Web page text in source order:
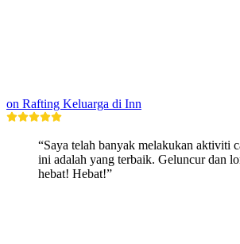
on Rafting Keluarga di Inn
“Saya telah banyak melakukan aktiviti
ini adalah yang terbaik. Geluncur dan
hebat! Hebat!”